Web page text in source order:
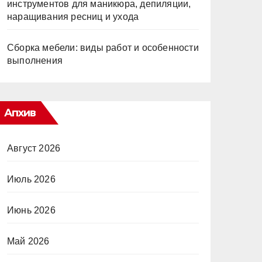
инструментов для маникюра, депиляции,
наращивания ресниц и ухода
Сборка мебели: виды работ и особенности
выполнения
Апхив
Август 2026
Июль 2026
Июнь 2026
Май 2026